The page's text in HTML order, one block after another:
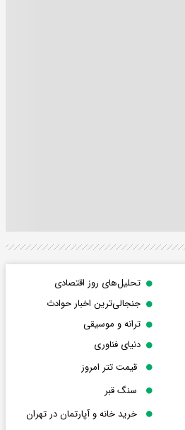
تحلیل‌های روز اقتصادی
جنجالی‌ترین اخبار حوادث
ترانه و موسیقی
دنیای فناوری
قیمت تتر امروز
سنگ قبر
خرید خانه و آپارتمان در تهران